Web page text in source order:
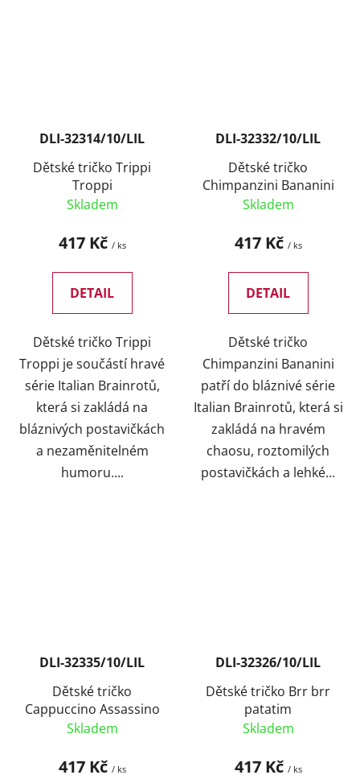
DLI-32314/10/LIL
Dětské tričko Trippi
Troppi
Skladem
417 Kč / ks
DETAIL
Dětské tričko Trippi
Troppi je součástí hravé
série Italian Brainrotů,
která si zakládá na
bláznivých postavičkách
a nezaměnitelném
humoru....
DLI-32332/10/LIL
Dětské tričko
Chimpanzini Bananini
Skladem
417 Kč / ks
DETAIL
Dětské tričko
Chimpanzini Bananini
patří do bláznivé série
Italian Brainrotů, která si
zakládá na hravém
chaosu, roztomilých
postavičkách a lehké...
DLI-32335/10/LIL
Dětské tričko
Cappuccino Assassino
Skladem
417 Kč / ks
DLI-32326/10/LIL
Dětské tričko Brr brr
patatim
Skladem
417 Kč / ks